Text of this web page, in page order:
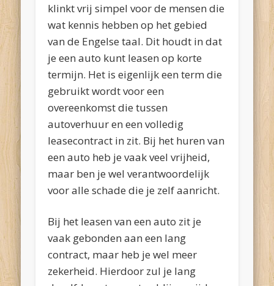
klinkt vrij simpel voor de mensen die
wat kennis hebben op het gebied
van de Engelse taal. Dit houdt in dat
je een auto kunt leasen op korte
termijn. Het is eigenlijk een term die
gebruikt wordt voor een
overeenkomst die tussen
autoverhuur en een volledig
leasecontract in zit. Bij het huren van
een auto heb je vaak veel vrijheid,
maar ben je wel verantwoordelijk
voor alle schade die je zelf aanricht.
Bij het leasen van een auto zit je
vaak gebonden aan een lang
contract, maar heb je wel meer
zekerheid. Hierdoor zul je lang